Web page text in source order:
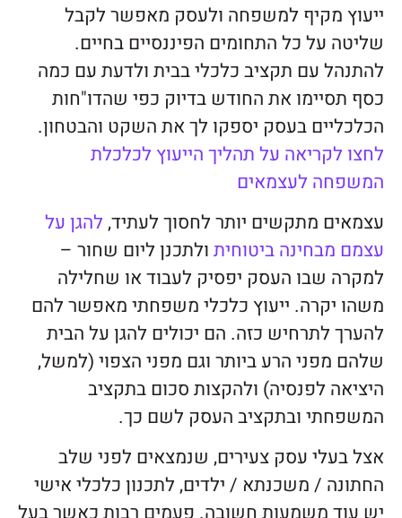
ייעוץ מקיף למשפחה ולעסק מאפשר לקבל
שליטה על כל התחומים הפיננסיים בחיים.
להתנהל עם תקציב כלכלי בבית ולדעת עם כמה
כסף תסיימו את החודש בדיוק כפי שהדו"חות
הכלכליים בעסק יספקו לך את השקט והבטחון.
לחצו לקריאה על תהליך הייעוץ לכלכלת
המשפחה לעצמאים
עצמאים מתקשים יותר לחסוך לעתיד,להגן על
עצמם מבחינה ביטוחיתולתכנן ליום שחור –
למקרה שבו העסק יפסיק לעבוד או שחלילה
משהו יקרה. ייעוץ כלכלי משפחתי מאפשר להם
להערך לתרחיש כזה. הם יכולים להגן על הבית
שלהם מפני הרע ביותר וגם מפני הצפוי (למשל,
היציאה לפנסיה) ולהקצות סכום בתקציב
המשפחתי ובתקציב העסק לשם כך.
אצל בעלי עסק צעירים, שנמצאים לפני שלב
החתונה / משכנתא / ילדים, לתכנון כלכלי אישי